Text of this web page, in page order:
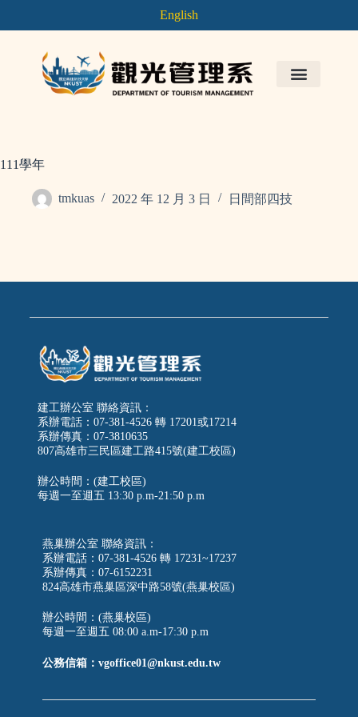
English
111學年
tmkuas 2022 年 12 月 3 日 日間部四技
建工辦公室 聯絡資訊：
系辦電話：07-381-4526 轉 17201或17214
系辦傳真：07-3810635
807高雄市三民區建工路415號(建工校區)
辦公時間：(建工校區)
每週一至週五 13:30 p.m-21:50 p.m
燕巢辦公室 聯絡資訊：
系辦電話：07-381-4526 轉 17231~17237
系辦傳真：07-6152231
824高雄市燕巢區深中路58號(燕巢校區)
辦公時間：(燕巢校區)
每週一至週五 08:00 a.m-17:30 p.m
公務信箱：vgoffice01@nkust.edu.tw